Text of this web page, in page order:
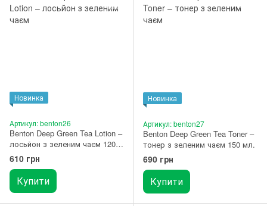
Новинка
Артикул: benton26
Benton Deep Green Tea Lotion –
лосьйон з зеленим чаєм 120
мл.
610 грн
Купити
Новинка
Артикул: benton27
Benton Deep Green Tea Toner –
тонер з зеленим чаєм 150 мл.
690 грн
Купити